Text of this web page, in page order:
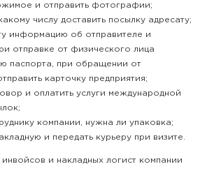
и отправить фотографии;
числу доставить посылку адресату;
информацию об отправителе и
отправке от физического лица
паспорта, при обращении от
карточку предприятия;
и оплатить услуги международной
компании, нужна ли упаковка;
и передать курьеру при визите.
и накладных логист компании